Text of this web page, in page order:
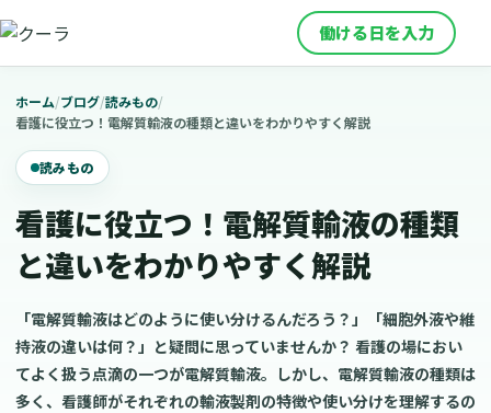
働ける日を入力
ホーム/ブログ/読みもの/
看護に役立つ！電解質輸液の種類と違いをわかりやすく解説
読みもの
看護に役立つ！電解質輸液の種類
と違いをわかりやすく解説
「電解質輸液はどのように使い分けるんだろう？」「細胞外液や維
持液の違いは何？」と疑問に思っていませんか？ 看護の場におい
てよく扱う点滴の一つが電解質輸液。しかし、電解質輸液の種類は
多く、看護師がそれぞれの輸液製剤の特徴や使い分けを理解するの